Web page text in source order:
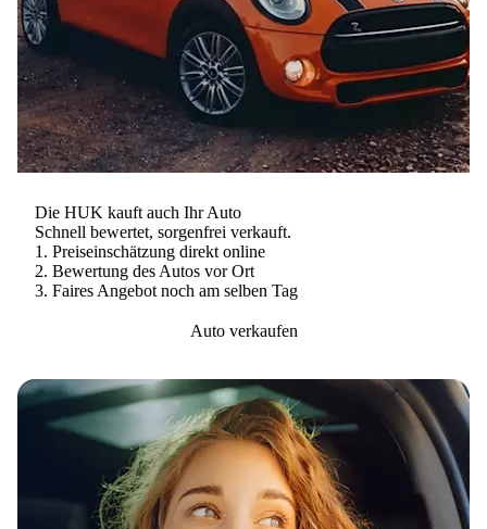
Die HUK kauft auch Ihr Auto
Schnell bewertet, sorgenfrei verkauft.
Preis­einschätzung direkt online
Bewertung des Autos vor Ort
Faires Angebot noch am selben Tag
Auto verkaufen